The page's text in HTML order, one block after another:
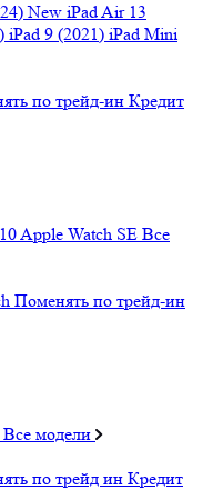
New iPad Air 13
iPad 9 (2021) iPad Mini
по трейд-ин Кредит
Apple Watch SE Все
Поменять по трейд-ин
Все модели
по трейд ин Кредит